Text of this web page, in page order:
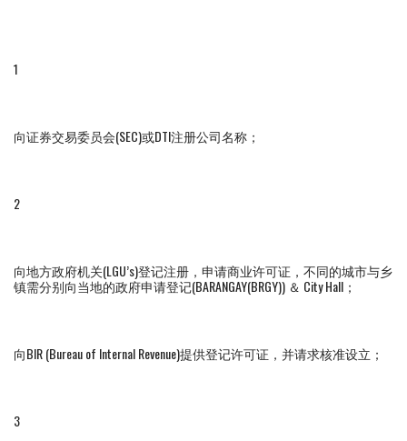
1
向证券交易委员会(SEC)或DTI注册公司名称；
2
向地方政府机关(LGU’s)登记注册，申请商业许可证，不同的城市与乡
镇需分别向当地的政府申请登记(BARANGAY(BRGY)) ＆ City Hall；
向BIR (Bureau of Internal Revenue)提供登记许可证，并请求核准设立；
3